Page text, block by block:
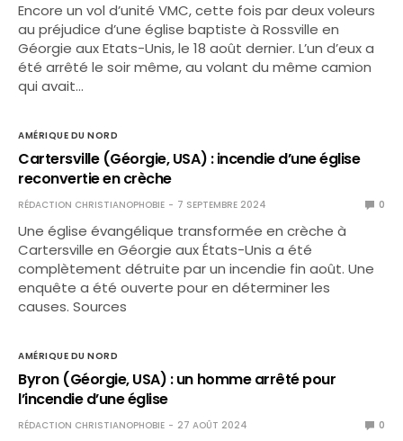
Encore un vol d’unité VMC, cette fois par deux voleurs
au préjudice d’une église baptiste à Rossville en
Géorgie aux Etats-Unis, le 18 août dernier. L’un d’eux a
été arrêté le soir même, au volant du même camion
qui avait…
AMÉRIQUE DU NORD
Cartersville (Géorgie, USA) : incendie d’une église
reconvertie en crèche
RÉDACTION CHRISTIANOPHOBIE 7 SEPTEMBRE 2024 0
Une église évangélique transformée en crèche à
Cartersville en Géorgie aux États-Unis a été
complètement détruite par un incendie fin août. Une
enquête a été ouverte pour en déterminer les
causes. Sources
AMÉRIQUE DU NORD
Byron (Géorgie, USA) : un homme arrêté pour
l’incendie d’une église
RÉDACTION CHRISTIANOPHOBIE 27 AOÛT 2024 0